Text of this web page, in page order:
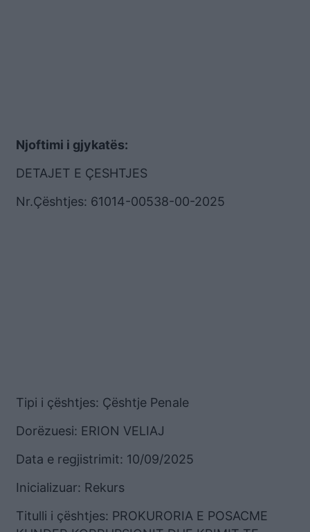
Njoftimi i gjykatës:
DETAJET E ÇESHTJES
Nr.Çështjes: 61014-00538-00-2025
Tipi i çështjes: Çështje Penale
Dorëzuesi: ERION VELIAJ
Data e regjistrimit: 10/09/2025
Inicializuar: Rekurs
Titulli i çështjes: PROKURORIA E POSACME